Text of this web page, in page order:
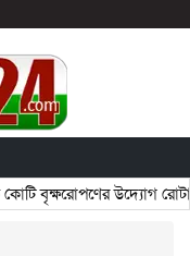
বৃক্ষরোপণের উদ্যোগ রোটারি